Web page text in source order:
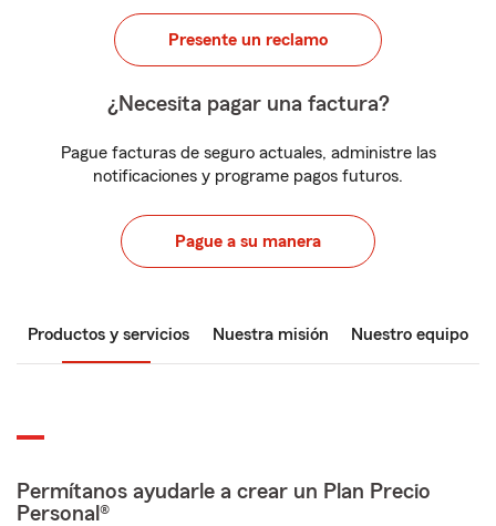
Presente un reclamo
¿Necesita pagar una factura?
Pague facturas de seguro actuales, administre las
notificaciones y programe pagos futuros.
Pague a su manera
Productos y servicios Nuestra misión Nuestro equipo
Permítanos ayudarle a crear un Plan Precio
Personal®